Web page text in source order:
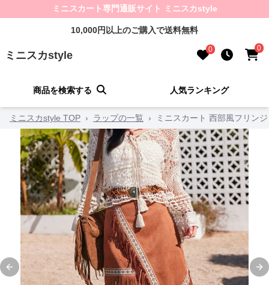
ミニスカート専門通販サイト ミニスカstyle
10,000円以上のご購入で送料無料
ミニスカstyle 0 0
商品を検索する 人気ランキング
ミニスカstyle TOP › ラップの一覧 › ミニスカート 西部風フリン
Previous slide